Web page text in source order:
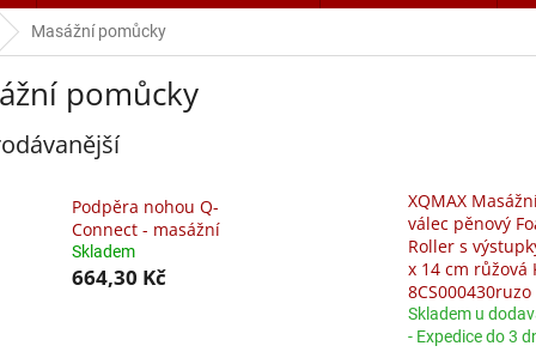
Masážní pomůcky
pomůcky
Podpěra nohou Q-
Connect - masážní
Skladem
664,30 Kč
XQMAX
válec pěnový
Roller s
x 14 cm růžová
8CS000430ruzo
Skladem u
- Expedice do 3